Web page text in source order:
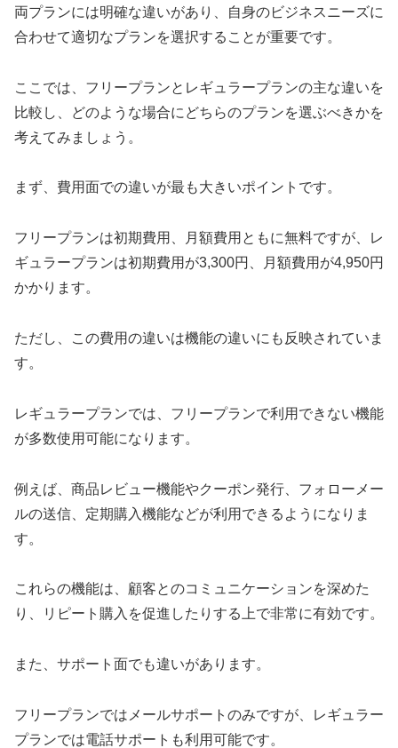
両プランには明確な違いがあり、自身のビジネスニーズに
合わせて適切なプランを選択することが重要です。
ここでは、フリープランとレギュラープランの主な違いを
比較し、どのような場合にどちらのプランを選ぶべきかを
考えてみましょう。
まず、費用面での違いが最も大きいポイントです。
フリープランは初期費用、月額費用ともに無料ですが、レ
ギュラープランは初期費用が3,300円、月額費用が4,950円
かかります。
ただし、この費用の違いは機能の違いにも反映されていま
す。
レギュラープランでは、フリープランで利用できない機能
が多数使用可能になります。
例えば、商品レビュー機能やクーポン発行、フォローメー
ルの送信、定期購入機能などが利用できるようになりま
す。
これらの機能は、顧客とのコミュニケーションを深めた
り、リピート購入を促進したりする上で非常に有効です。
また、サポート面でも違いがあります。
フリープランではメールサポートのみですが、レギュラー
プランでは電話サポートも利用可能です。